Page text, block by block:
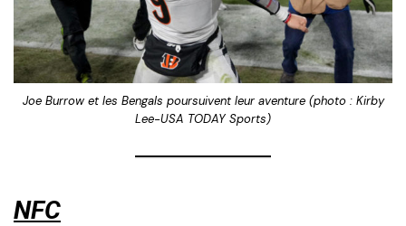
Joe Burrow et les Bengals poursuivent leur aventure (photo : Kirby
Lee-USA TODAY Sports)
NFC